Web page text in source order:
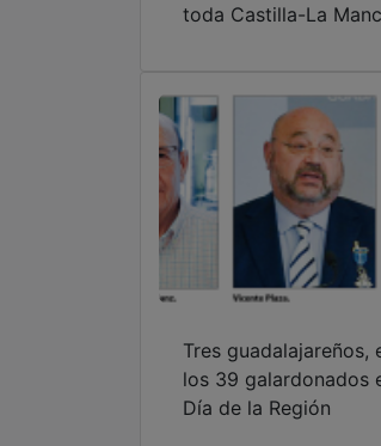
toda Castilla-La
Tres guadalajareños,
los 39 galardonados
Día de la Región